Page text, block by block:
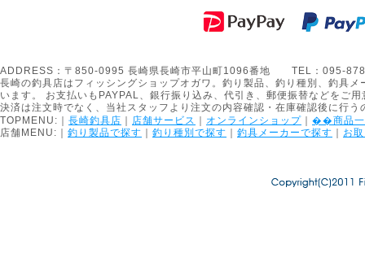
ADDRESS：〒850-0995 長崎県長崎市平山町1096番地 TEL：
長崎の釣具店はフィッシングショップオガワ。釣り製品、釣り種別、釣具
います。 お支払いもPAYPAL、銀行振り込み、代引き、郵便振替などをご用
決済は注文時でなく、当社スタッフより注文の内容確認・在庫確認後に行
TOPMENU:｜ 長崎釣具店 ｜ 店舗サービス ｜ オンラインショップ ｜ ��商品一
店舗MENU:｜ 釣り製品で探す ｜ 釣り種別で探す ｜ 釣具メーカーで探す ｜ お